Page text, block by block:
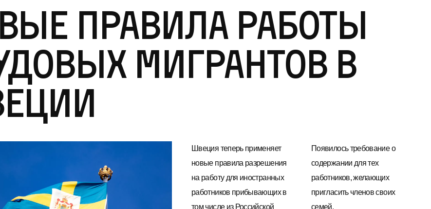
правила работы
мигрантов в
Швеция теперь применяет
новые правила разрешения
на работу для иностранных
работников прибывающих в
том числе из Российской
Появилось требование о
содержании для тех
работников, желающих
пригласить членов своих
семей.